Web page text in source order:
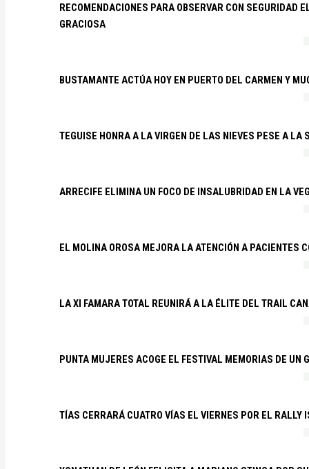
RECOMENDACIONES PARA OBSERVAR CON SEGURIDAD
GRACIOSA
BUSTAMANTE ACTÚA HOY EN PUERTO DEL CARMEN Y
TEGUISE HONRA A LA VIRGEN DE LAS NIEVES PESE A LA
ARRECIFE ELIMINA UN FOCO DE INSALUBRIDAD EN LA
EL MOLINA OROSA MEJORA LA ATENCIÓN A PACIENTES
LA XI FAMARA TOTAL REUNIRÁ A LA ÉLITE DEL TRAIL
PUNTA MUJERES ACOGE EL FESTIVAL MEMORIAS DE UN
TÍAS CERRARÁ CUATRO VÍAS EL VIERNES POR EL RALLY